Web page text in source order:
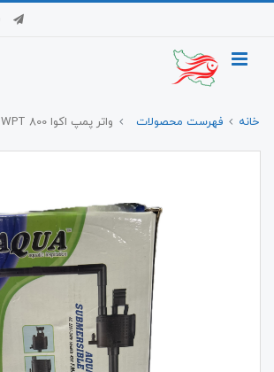
خانه فهرست محصولات واتر پمپ اکوا WPT 800